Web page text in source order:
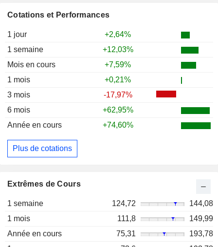
Cotations et Performances
1 jour
+2,64%
1 semaine
+12,03%
Mois en cours
+7,59%
1 mois
+0,21%
3 mois
-17,97%
6 mois
+62,95%
Année en cours
+74,60%
Plus de cotations
Extrêmes de Cours
1 semaine 124,72
144,08
1 mois
111,8
149,99
Année en cours
75,31
193,78